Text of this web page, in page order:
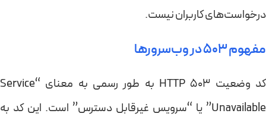
درخواست‌های کاربران نیست.
مفهوم 503 در وب‌سرورها
کد وضعیت HTTP 503 به طور رسمی به معنای “Service
Unavailable” یا “سرویس غیرقابل دسترس” است. این کد به